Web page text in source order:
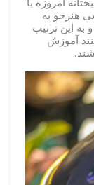
امروزه با
هنرجو به
به این ترتیب
آموزش